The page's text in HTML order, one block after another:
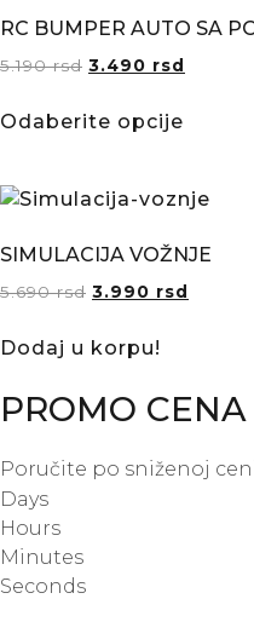
RC BUMPER AUTO SA
5.190rsd 3.490 rsd
Odaberite opcije
SIMULACIJA VOŽNJE
5.690rsd 3.990 rsd
Dodaj u korpu!
PROMO
Poručite po sniženoj
Days
Hours
Minutes
Seconds